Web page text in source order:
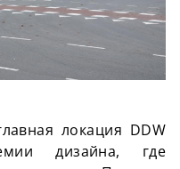
локация DDW
дизайна, где